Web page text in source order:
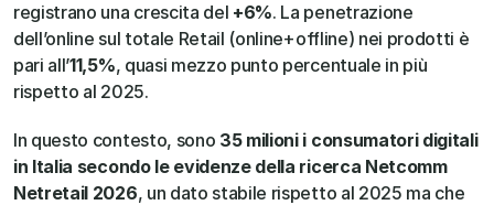
registrano una crescita del +6%. La penetrazione
dell’online sul totale Retail (online+offline) nei prodotti è
pari all’11,5%, quasi mezzo punto percentuale in più
rispetto al 2025.
In questo contesto, sono 35 milioni i consumatori digitali
in Italia secondo le evidenze della ricerca Netcomm
Netretail 2026, un dato stabile rispetto al 2025 ma che